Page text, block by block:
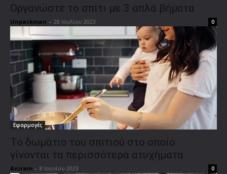
Οργανώστε το σπίτι με 3 απλά βήματα
Unpackman - 28 Ιουλίου 2023 0
Εφαρμογές
Το δωμάτιο του σπιτιού στο οποίο
γίνονται τα περισσότερα ατυχήματα
Aniram - 8 Ιουνίου 2023 0